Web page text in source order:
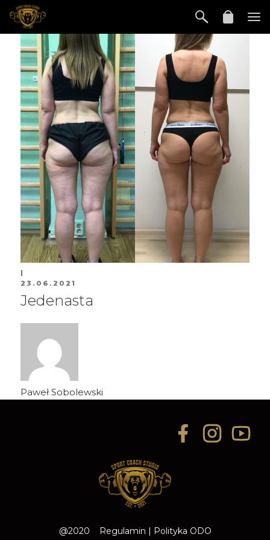
|
23.06.2021
Jedenasta
Paweł Sobolewski
@2020 Regulamin | Polityka ODO